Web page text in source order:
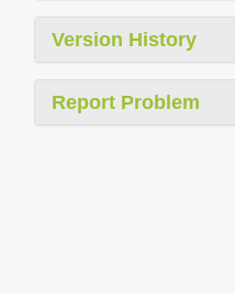
Version History
Report Problem